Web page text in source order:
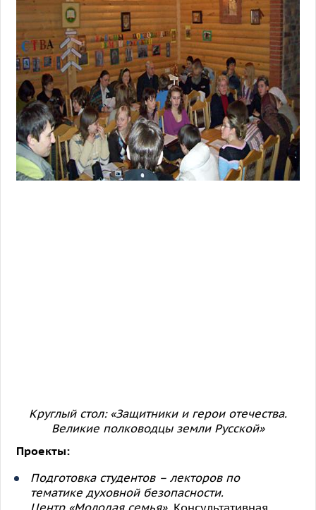
Круглый стол: «Защитники и герои отечества.
Великие полководцы земли Русской»
Проекты:
Подготовка студентов – лекторов по
тематике духовной безопасности.
Центр «Молодая семья». Консультативная